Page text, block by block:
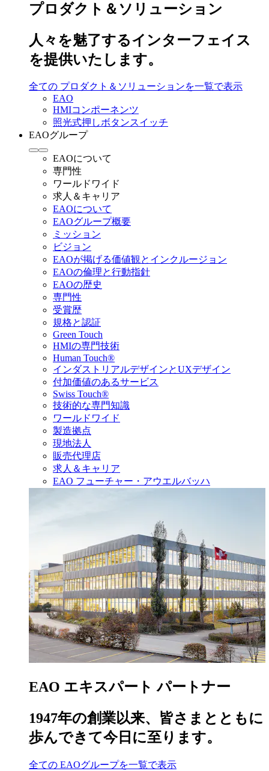
プロダクト＆ソリューション
人々を魅了するインターフェイス
を提供いたします。
全ての プロダクト＆ソリューションを一覧で表示
EAO
HMIコンポーネンツ
照光式押しボタンスイッチ
EAOグループ
EAOについて
専門性
ワールドワイド
求人＆キャリア
EAOについて
EAOグループ概要
ミッション
ビジョン
EAOが掲げる価値観とインクルージョン
EAOの倫理と行動指針
EAOの歴史
専門性
受賞歴
規格と認証
Green Touch
HMIの専門技術
Human Touch®
インダストリアルデザインとUXデザイン
付加価値のあるサービス
Swiss Touch®
技術的な専門知識
ワールドワイド
製造拠点
現地法人
販売代理店
求人＆キャリア
EAO フューチャー・アウエルバッハ
EAO エキスパート パートナー
1947年の創業以来、皆さまとともに
歩んできて今日に至ります。
全ての EAOグループを一覧で表示